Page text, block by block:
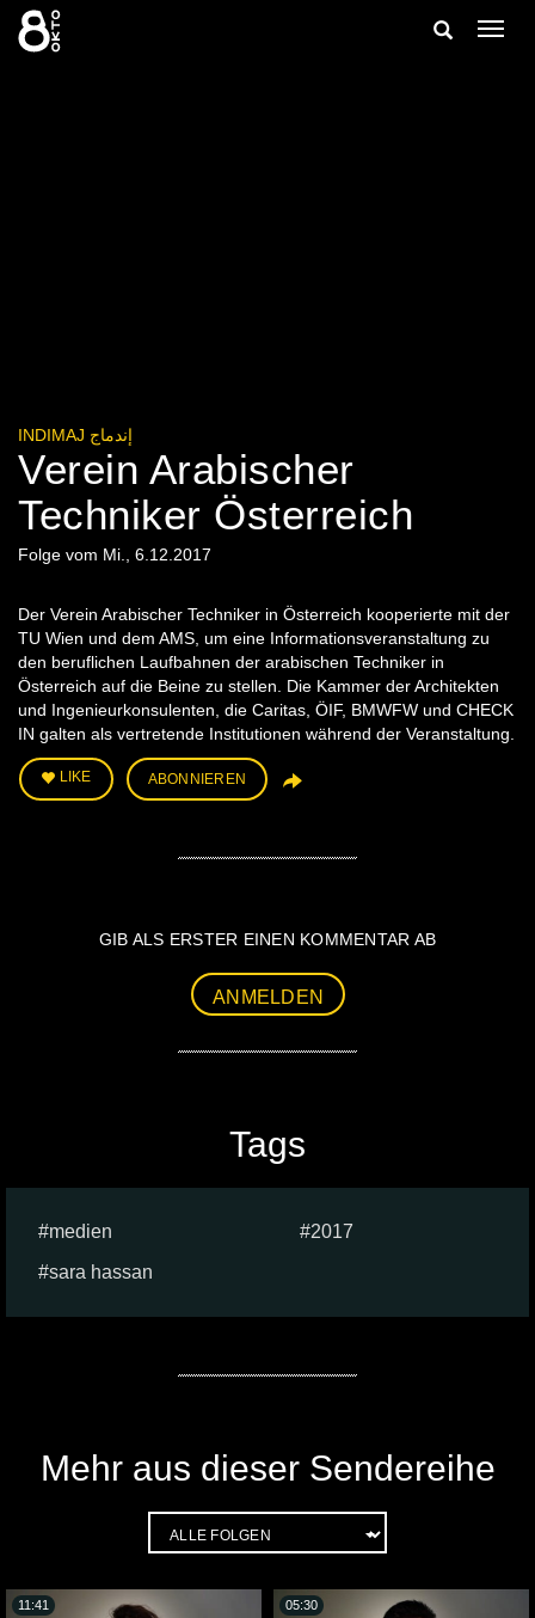
Zum
Inhalt
springen
Suche
INDIMAJ إندماج
Verein Arabischer
Techniker Österreich
Folge vom Mi., 6.12.2017
Der Verein Arabischer Techniker in Österreich kooperierte mit der
TU Wien und dem AMS, um eine Informationsveranstaltung zu
den beruflichen Laufbahnen der arabischen Techniker in
Österreich auf die Beine zu stellen. Die Kammer der Architekten
und Ingenieurkonsulenten, die Caritas, ÖIF, BMWFW und CHECK
IN galten als vertretende Institutionen während der Veranstaltung.
LIKE ABONNIEREN
GIB ALS ERSTER EINEN KOMMENTAR AB
ANMELDEN
Tags
medien
2017
sara hassan
Mehr aus dieser Sendereihe
11:41 05:30